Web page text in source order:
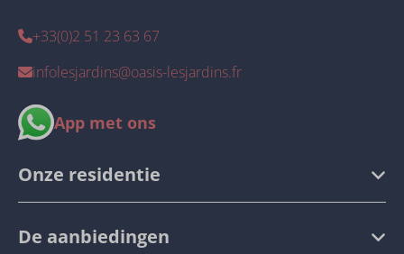
+33(0)2 51 23 63 67
infolesjardins@oasis-lesjardins.fr
App met ons
Onze residentie
De aanbiedingen